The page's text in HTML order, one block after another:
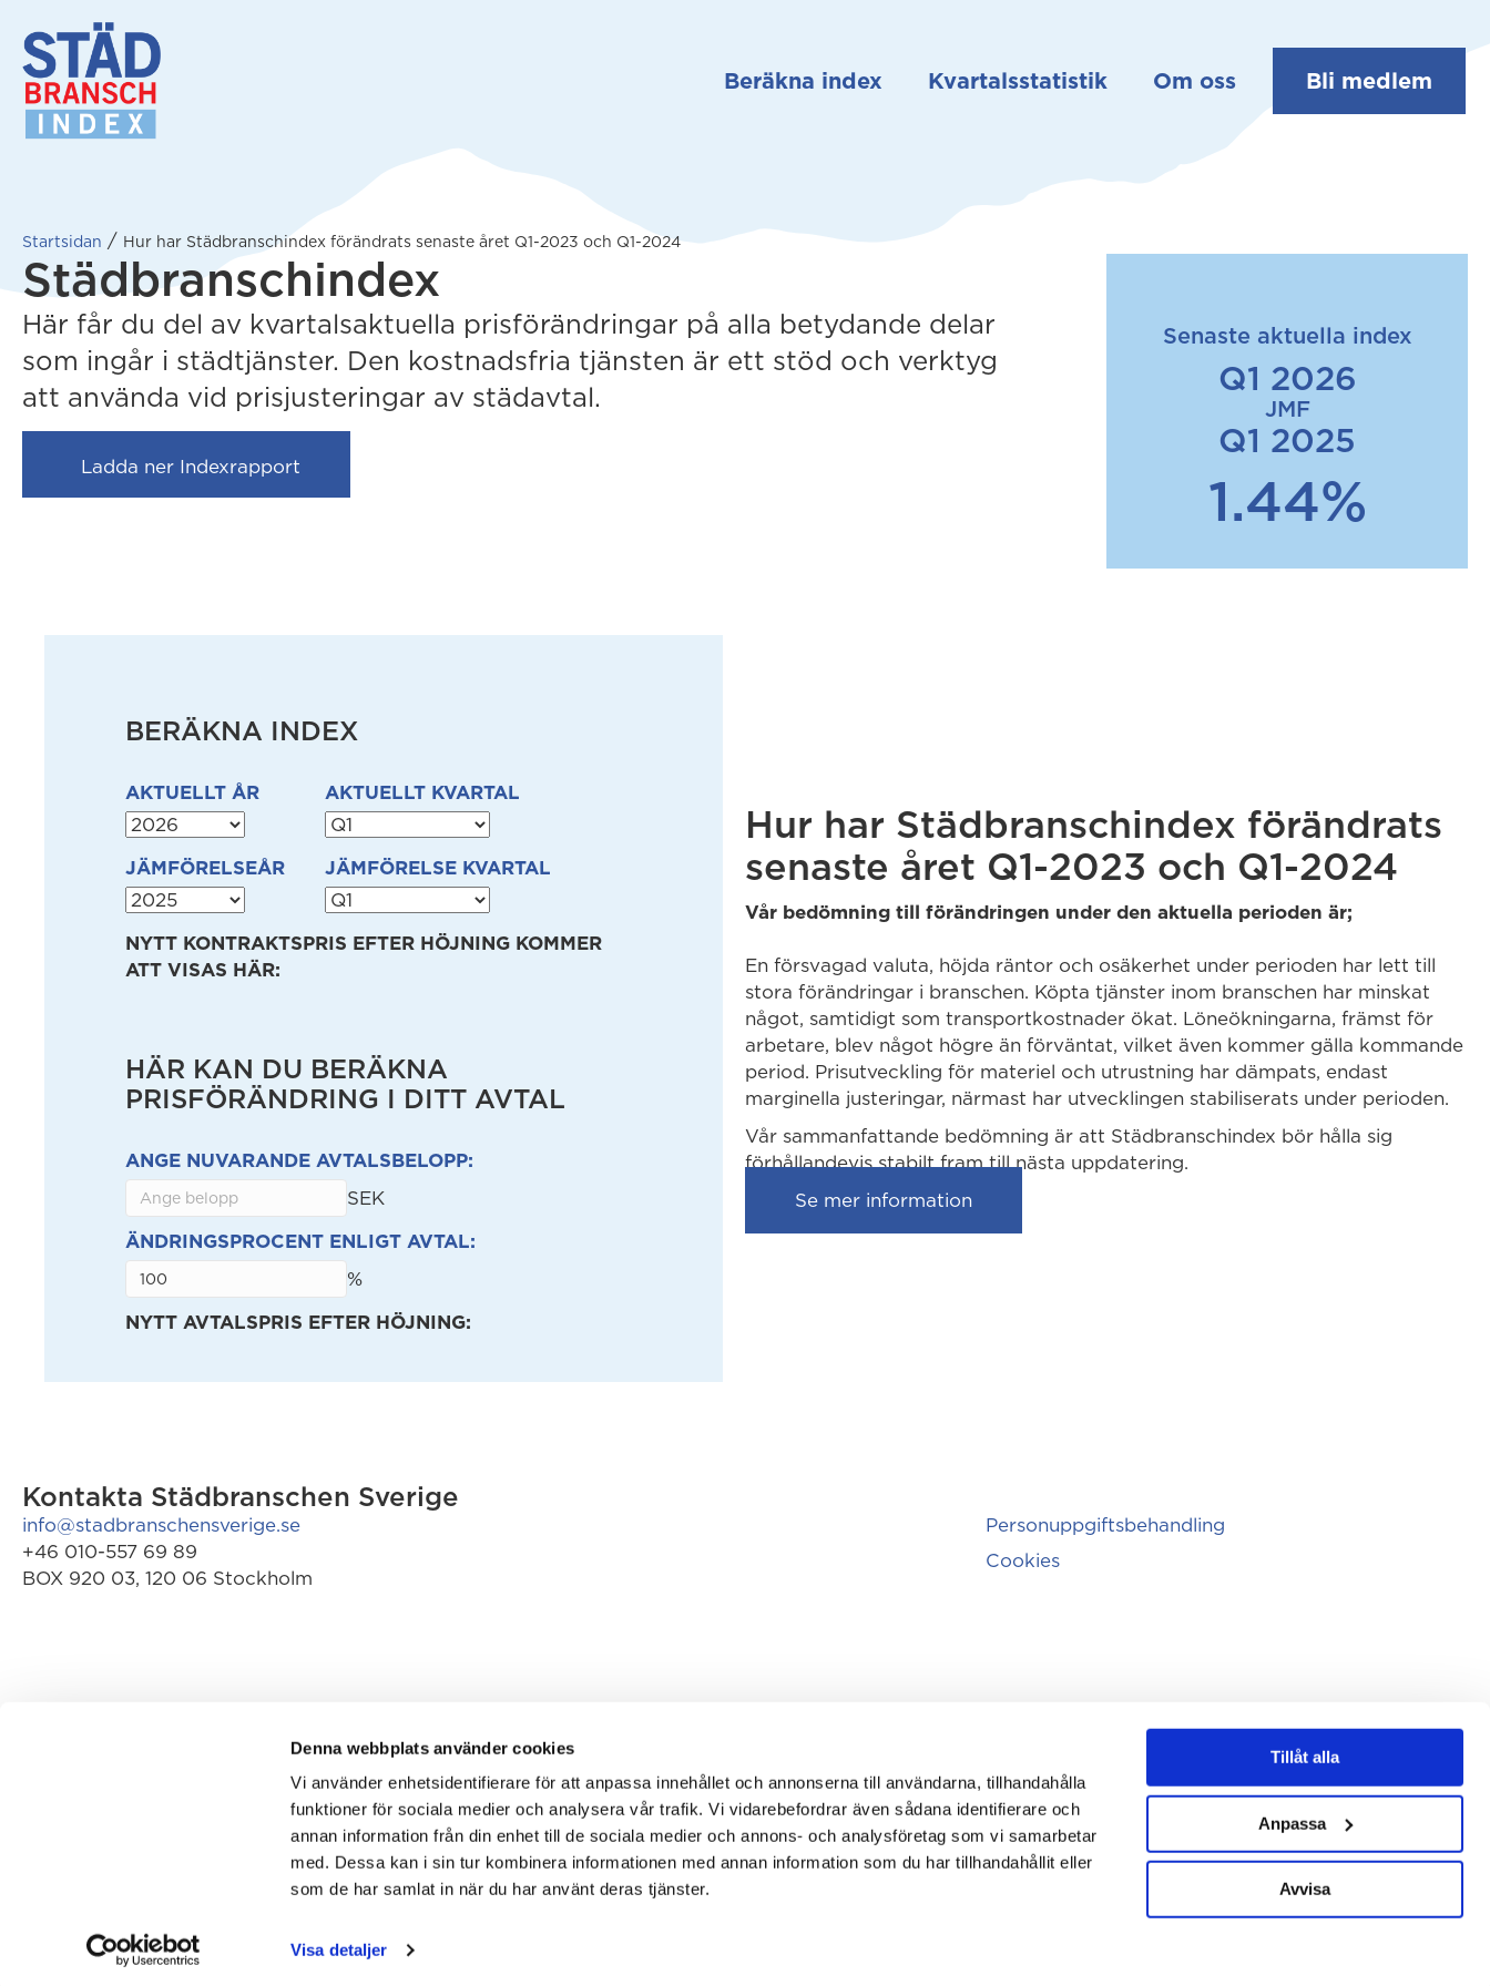
Denna webbplats använder cookies
Vi använder enhetsidentifierare för att anpassa innehållet och annonserna till användarna, tillhandahålla
funktioner för sociala medier och analysera vår trafik. Vi vidarebefordrar även sådana identifierare och
annan information från din enhet till de sociala medier och annons- och analysföretag som vi samarbetar
med. Dessa kan i sin tur kombinera informationen med annan information som du har tillhandahållit eller
som de har samlat in när du har använt deras tjänster.
Visa detaljer
Tillåt alla
Anpassa
Avvisa
Beräkna index Kvartalsstatistik Om oss Bli medlem
Startsidan / Hur har Städbranschindex förändrats senaste året Q1-2023 och Q1-2024
Städbranschindex
Här får du del av kvartalsaktuella prisförändringar på alla betydande delar
som ingår i städtjänster. Den kostnadsfria tjänsten är ett stöd och verktyg
att använda vid prisjusteringar av städavtal.
Ladda ner Indexrapport
Senaste aktuella index
Q1 2026
JMF
Q1 2025
1.44%
BERÄKNA INDEX
AKTUELLT ÅR AKTUELLT KVARTAL
JÄMFÖRELSEÅR JÄMFÖRELSE KVARTAL
NYTT KONTRAKTSPRIS EFTER HÖJNING KOMMER
ATT VISAS HÄR:
HÄR KAN DU BERÄKNA
PRISFÖRÄNDRING I DITT AVTAL
ANGE NUVARANDE AVTALSBELOPP:
SEK
ÄNDRINGSPROCENT ENLIGT AVTAL:
%
NYTT AVTALSPRIS EFTER HÖJNING:
Hur har Städbranschindex förändrats
senaste året Q1-2023 och Q1-2024
Vår bedömning till förändringen under den aktuella perioden är;
En försvagad valuta, höjda räntor och osäkerhet under perioden har lett till
stora förändringar i branschen. Köpta tjänster inom branschen har minskat
något, samtidigt som transportkostnader ökat. Löneökningarna, främst för
arbetare, blev något högre än förväntat, vilket även kommer gälla kommande
period. Prisutveckling för materiel och utrustning har dämpats, endast
marginella justeringar, närmast har utvecklingen stabiliserats under perioden.
Vår sammanfattande bedömning är att Städbranschindex bör hålla sig
förhållandevis stabilt fram till nästa uppdatering.
Se mer information
Kontakta Städbranschen Sverige
info@stadbranschensverige.se
+46 010-557 69 89
BOX 920 03, 120 06 Stockholm
Personuppgiftsbehandling
Cookies
Matthias Lindholm| © Städbranschen Sverige2026
Hemsida utvecklad av Cimple.noochTrippple